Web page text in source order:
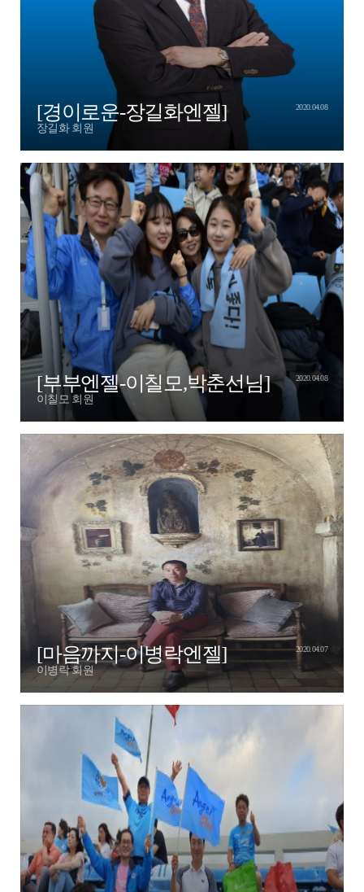
[경이로운-장길화엔젤]
장길화 회원
2020.04.08
[부부엔젤-이칠모,박춘선님]
이칠모 회원
2020.04.08
[마음까지-이병락엔젤]
이병락 회원
2020.04.07